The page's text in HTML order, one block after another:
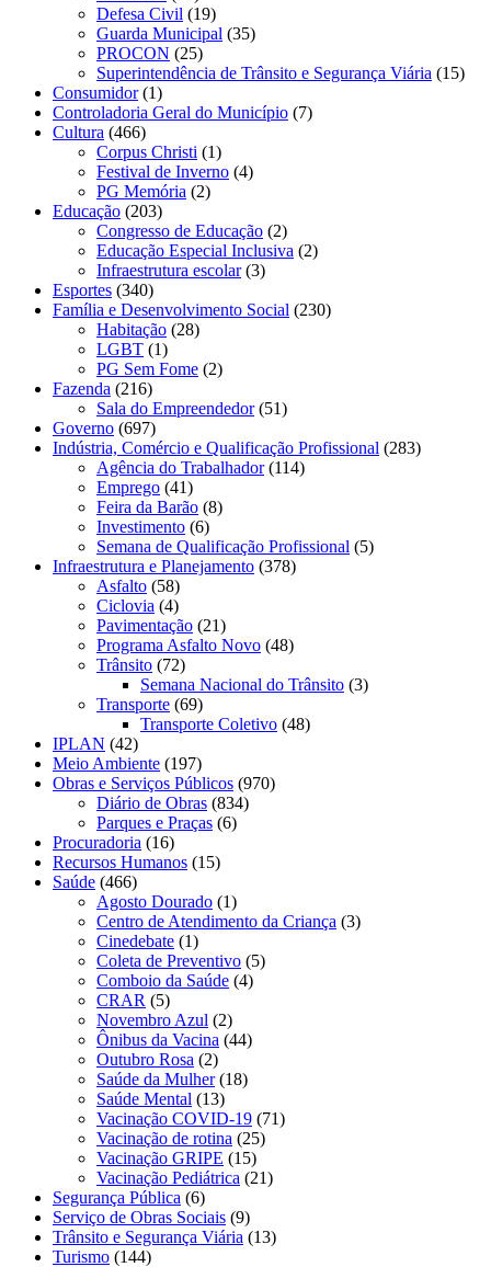
Defesa Civil (19)
Guarda Municipal (35)
PROCON (25)
Superintendência de Trânsito e Segurança Viária (15)
Consumidor(1)
Controladoria Geral do Município (7)
Cultura (466)
Corpus Christi (1)
Festival de Inverno (4)
PG Memória (2)
Educação (203)
Congresso de Educação (2)
Educação Especial Inclusiva (2)
Infraestrutura escolar(3)
Esportes (340)
Família e Desenvolvimento Social (230)
Habitação (28)
LGBT (1)
PG Sem Fome (2)
Fazenda (216)
Sala do Empreendedor(51)
Governo (697)
Indústria, Comércio e Qualificação Profissional (283)
Agência do Trabalhador(114)
Emprego (41)
Feira da Barão (8)
Investimento (6)
Semana de Qualificação Profissional (5)
Infraestrutura e Planejamento (378)
Asfalto (58)
Ciclovia (4)
Pavimentação (21)
Programa Asfalto Novo (48)
Trânsito (72)
Semana Nacional do Trânsito (3)
Transporte (69)
Transporte Coletivo (48)
IPLAN (42)
Meio Ambiente (197)
Obras e Serviços Públicos (970)
Diário de Obras (834)
Parques e Praças (6)
Procuradoria (16)
Recursos Humanos (15)
Saúde (466)
Agosto Dourado (1)
Centro de Atendimento da Criança (3)
Cinedebate (1)
Coleta de Preventivo (5)
Comboio da Saúde (4)
CRAR (5)
Novembro Azul (2)
Ônibus da Vacina (44)
Outubro Rosa (2)
Saúde da Mulher(18)
Saúde Mental (13)
Vacinação COVID-19 (71)
Vacinação de rotina (25)
Vacinação GRIPE (15)
Vacinação Pediátrica (21)
Segurança Pública (6)
Serviço de Obras Sociais (9)
Trânsito e Segurança Viária (13)
Turismo (144)